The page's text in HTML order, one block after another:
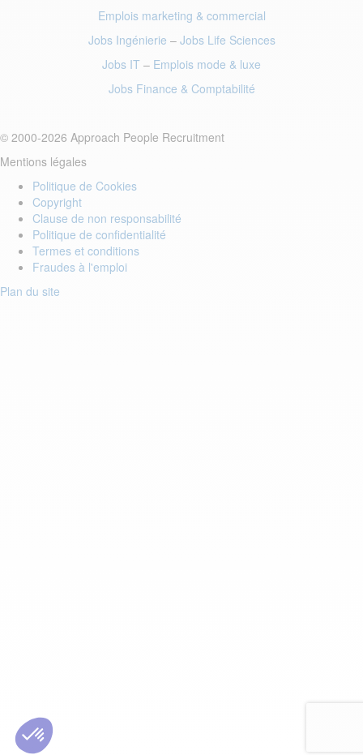
Emplois marketing & commercial
Jobs Ingénierie – Jobs Life Sciences
Jobs IT – Emplois mode & luxe
Jobs Finance & Comptabilité
© 2000-2026 Approach People Recruitment
Mentions légales
Politique de Cookies
Copyright
Clause de non responsabilité
Politique de confidentialité
Termes et conditions
Fraudes à l'emploi
Plan du site